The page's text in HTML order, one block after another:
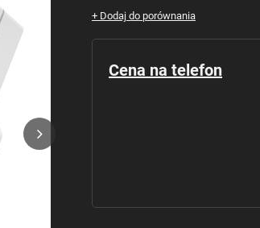
+ Dodaj do porównania
Cena na telefon